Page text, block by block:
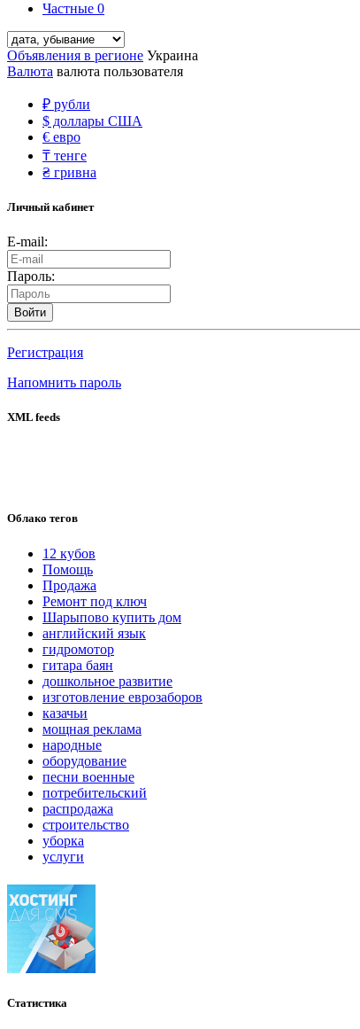
Частные 0
Объявления в регионе Украина
Валюта валюта пользователя
₽ рубли
$ доллары США
€ евро
₸ тенге
₴ гривна
Личный кабинет
E-mail:
Пароль:
Войти
Регистрация
Напомнить пароль
XML feeds
Облако тегов
12 кубов
Помощь
Продажа
Ремонт под ключ
Шарыпово купить дом
английский язык
гидромотор
гитара баян
дошкольное развитие
изготовление еврозаборов
казачьи
мощная реклама
народные
оборудование
песни военные
потребительский
распродажа
строительство
уборка
услуги
Статистика